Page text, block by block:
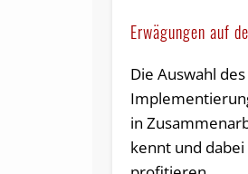
Erwägungen auf
Die Auswahl
in
kennt und